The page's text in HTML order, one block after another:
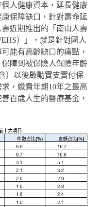
人健康資本，延長健康
保障缺口，針對壽命延
近期推出的「南山人壽
）」，就是針對國人
能有高齡缺口的痛點，
障到被保險人保險年齡
）以後啟動實支實付保
，繳費年期10年之最高
百歲人生的醫療基金，